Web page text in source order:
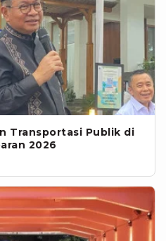
Transportasi Publik di
2026